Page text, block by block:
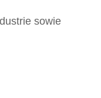
sowie